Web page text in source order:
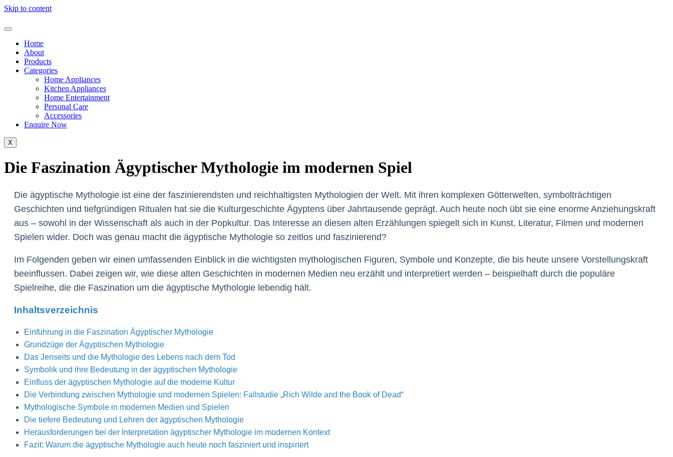
Skip to content
Home
About
Products
Categories
Home Appliances
Kitchen Appliances
Home Entertainment
Personal Care
Accessories
Enquire Now
X
Die Faszination Ägyptischer Mythologie im modernen Spiel
Die ägyptische Mythologie ist eine der faszinierendsten und reichhaltigsten Mythologien der Welt. Mit ihren komplexen Götterwelten, symbolträchtigen
Geschichten und tiefgründigen Ritualen hat sie die Kulturgeschichte Ägyptens über Jahrtausende geprägt. Auch heute noch übt sie eine enorme Anziehungskraft
aus – sowohl in der Wissenschaft als auch in der Popkultur. Das Interesse an diesen alten Erzählungen spiegelt sich in Kunst, Literatur, Filmen und modernen
Spielen wider. Doch was genau macht die ägyptische Mythologie so zeitlos und faszinierend?
Im Folgenden geben wir einen umfassenden Einblick in die wichtigsten mythologischen Figuren, Symbole und Konzepte, die bis heute unsere Vorstellungskraft
beeinflussen. Dabei zeigen wir, wie diese alten Geschichten in modernen Medien neu erzählt und interpretiert werden – beispielhaft durch die populäre
Spielreihe, die die Faszination um die ägyptische Mythologie lebendig hält.
Inhaltsverzeichnis
Einführung in die Faszination Ägyptischer Mythologie
Grundzüge der Ägyptischen Mythologie
Das Jenseits und die Mythologie des Lebens nach dem Tod
Symbolik und ihre Bedeutung in der ägyptischen Mythologie
Einfluss der ägyptischen Mythologie auf die moderne Kultur
Die Verbindung zwischen Mythologie und modernen Spielen: Fallstudie „Rich Wilde and the Book of Dead“
Mythologische Symbole in modernen Medien und Spielen
Die tiefere Bedeutung und Lehren der ägyptischen Mythologie
Herausforderungen bei der Interpretation ägyptischer Mythologie im modernen Kontext
Fazit: Warum die ägyptische Mythologie auch heute noch fasziniert und inspiriert